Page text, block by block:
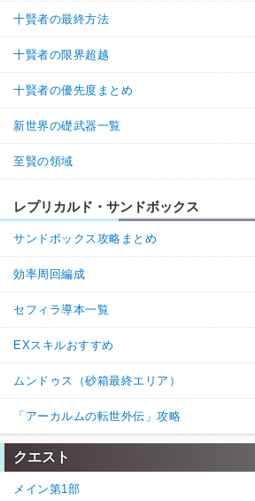
十賢者の最終方法
十賢者の限界超越
十賢者の優先度まとめ
新世界の礎武器一覧
至賢の領域
レプリカルド・サンドボックス
サンドボックス攻略まとめ
効率周回編成
セフィラ導本一覧
EXスキルおすすめ
ムンドゥス（砂箱最終エリア）
「アーカルムの転世外伝」攻略
クエスト
メイン第1部